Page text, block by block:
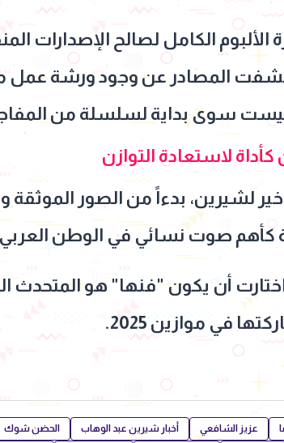
الكامل لصالح الإصدارات
كشفت المصادر عن وجود ورشة عمل
ليست سوى بداية لسلسلة من
لاستعادة التوازن
لشيرين، بدءاً من الصور الموثقة
كأهم صوت نسائي في الوطن
أن يكون "فنها" هو المتحدث
في موازين 2025.
عزيز الشافعي أخبار شيرين عبد الوهاب الحضن شوك